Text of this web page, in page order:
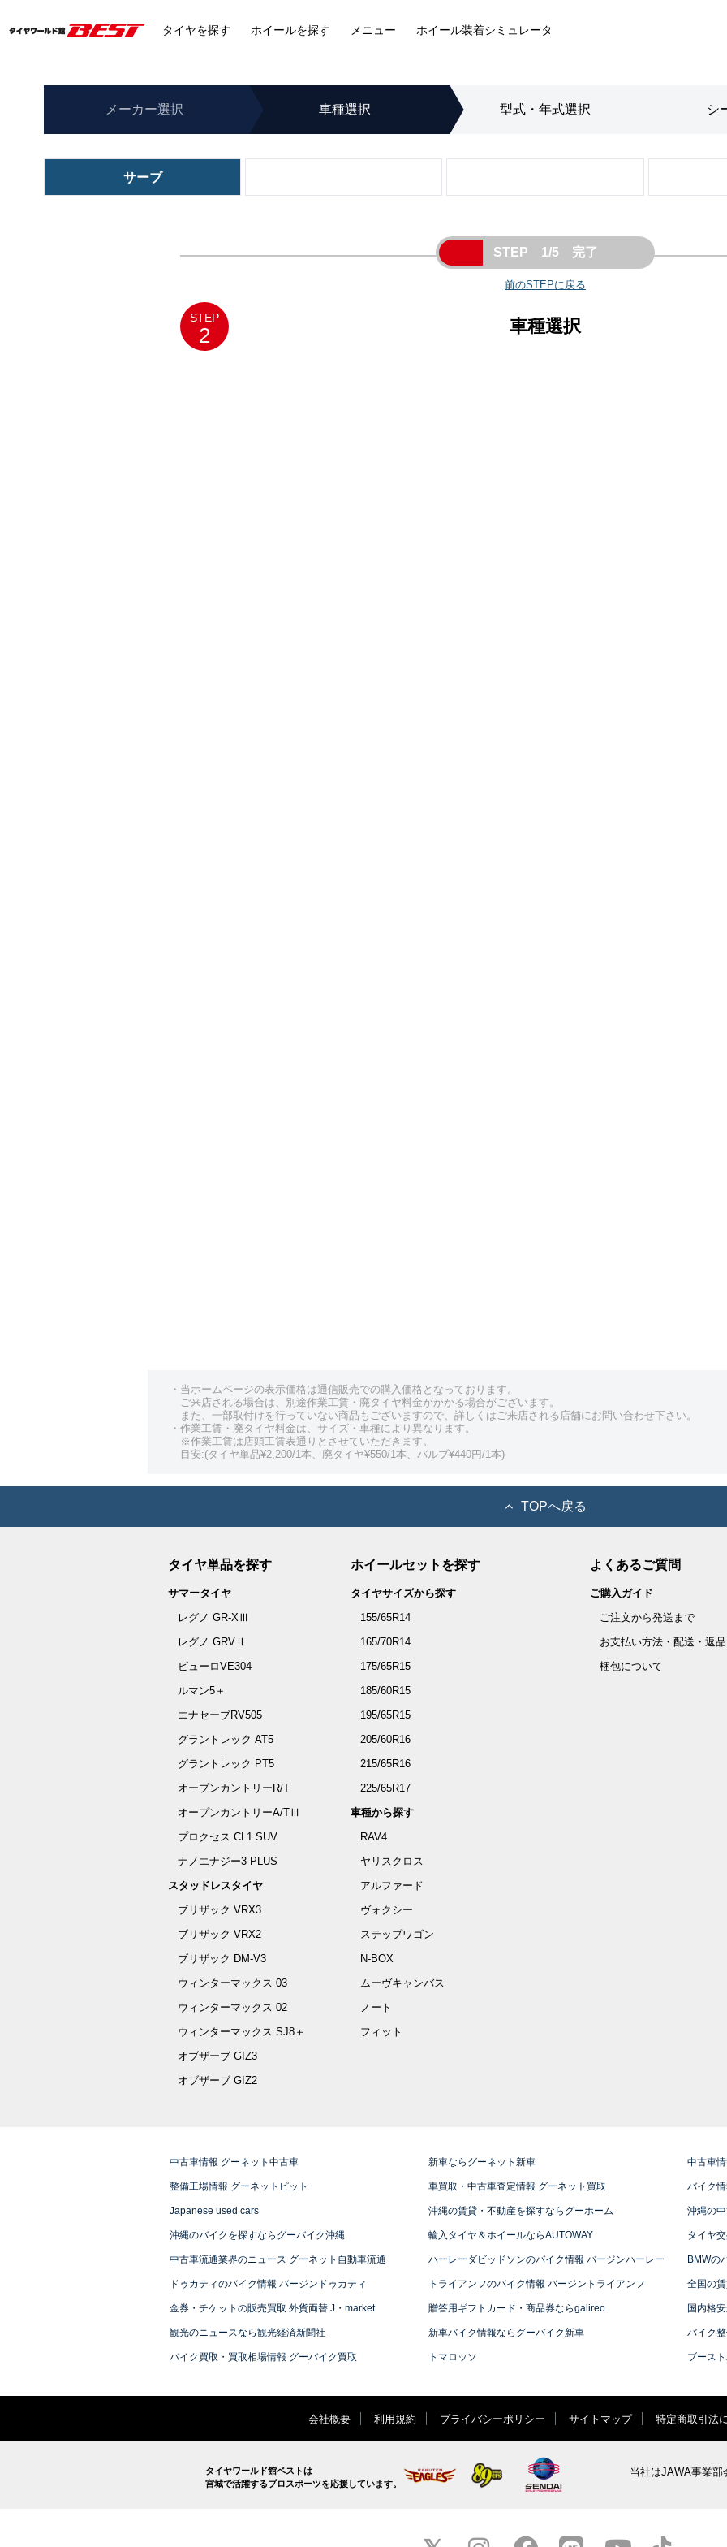
タイヤを探す ホイールを探す メニュー ホイール装着シミュレータ
メーカー選択 車種選択 型式・年式選択 シ
サーブ
STEP 1/5 完了
前のSTEPに戻る
STEP
2 車種選択
・当ホームページの表示価格は通信販売での購入価格となっております。
ご来店される場合は、別途作業工賃・廃タイヤ料金がかかる場合がございます。
また、一部取付けを行っていない商品もございますので、詳しくはご来店される店舗にお問い合わせ下さい。
・作業工賃・廃タイヤ料金は、サイズ・車種により異なります。
※作業工賃は店頭工賃表通りとさせていただきます。
目安:(タイヤ単品¥2,200/1本、廃タイヤ¥550/1本、バルブ¥440円/1本)
TOPへ戻る
タイヤ単品を探す
サマータイヤ
レグノ GR-XⅢ
レグノ GRVⅡ
ビューロVE304
ルマン5＋
エナセーブRV505
グラントレック AT5
グラントレック PT5
オープンカントリーR/T
オープンカントリーA/TⅢ
プロクセス CL1 SUV
ナノエナジー3 PLUS
スタッドレスタイヤ
ブリザック VRX3
ブリザック VRX2
ブリザック DM-V3
ウィンターマックス 03
ウィンターマックス 02
ウィンターマックス SJ8＋
オブザーブ GIZ3
オブザーブ GIZ2
ホイールセットを探す
タイヤサイズから探す
155/65R14
165/70R14
175/65R15
185/60R15
195/65R15
205/60R16
215/65R16
225/65R17
車種から探す
RAV4
ヤリスクロス
アルファード
ヴォクシー
ステップワゴン
N-BOX
ムーヴキャンバス
ノート
フィット
よくあるご質問
ご購入ガイド
ご注文から発送まで
お支払い方法・配送・返品
梱包について
中古車情報 グーネット中古車 新車ならグーネット新車 中古車
整備工場情報 グーネットピット 車買取・中古車査定情報 グーネット買取 バイク
Japanese used cars 沖縄の賃貸・不動産を探すならグーホーム 沖縄の
沖縄のバイクを探すならグーバイク沖縄 輸入タイヤ＆ホイールならAUTOWAY タイヤ
中古車流通業界のニュース グーネット自動車流通 ハーレーダビッドソンのバイク情報 バージンハーレー BMWの
ドゥカティのバイク情報 バージンドゥカティ トライアンフのバイク情報 バージントライアンフ 全国の
金券・チケットの販売買取 外貨両替 J・market 贈答用ギフトカード・商品券ならgalireo 国内格
観光のニュースなら観光経済新聞社 新車バイク情報ならグーバイク新車 バイク
バイク買取・買取相場情報 グーバイク買取 トマロッソ ブース
会社概要 利用規約 プライバシーポリシー サイトマップ 特定商取引法
タイヤワールド館ベストは
宮城で活躍するプロスポーツを応援しています。
当社はJAWA事業部